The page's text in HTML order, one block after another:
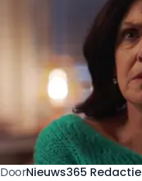
DoorNieuws365 Redactie